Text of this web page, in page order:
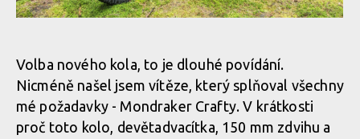
Čistý displej, žádné zbytečné kabely navíc
Testovací kolo Mondraker Crafty R
Volba nového kola, to je dlouhé povídání.
Nicméně našel jsem vítěze, který splňoval všechny
mé požadavky - Mondraker Crafty. V krátkosti
proč toto kolo, devětadvacítka, 150 mm zdvihu a